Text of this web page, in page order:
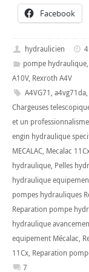
Facebook
hydraulicien
pompe hydraulique,
A10V, Rexroth A4V
A4VG71, a4vg71da,
Chargeuses
et un
engin hydraulique
MECALAC, Mecalac
hydraulique, Pelles
hydraulique
pompes hydrauliques
Reparation pompe
hydraulique
equipement Mécalac,
11Cx, Reparation
7